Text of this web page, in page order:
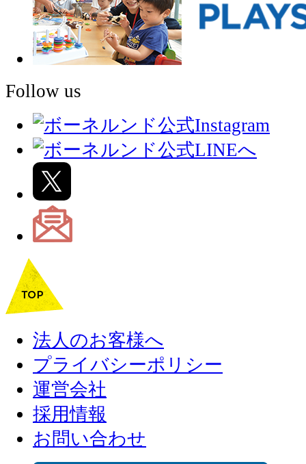
Follow us
法人のお客様へ
プライバシーポリシー
運営会社
採用情報
お問い合わせ